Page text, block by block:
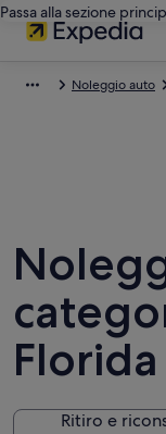
Passa alla sezione
Noleggio auto
Florida
Ritiro e